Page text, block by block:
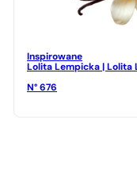
Inspirowane
Lolita Lempicka | Lolita
N° 676